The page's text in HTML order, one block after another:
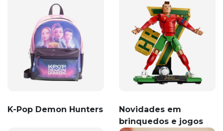
K-Pop Demon Hunters
Novidades em
brinquedos e jogos